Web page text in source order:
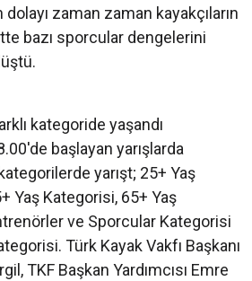
zaman zaman kayakçıların
bazı sporcular dengelerini
kategoride yaşandı
başlayan yarışlarda
yarışt; 25+ Yaş
Yaş Kategorisi, 65+ Yaş
ve Sporcular Kategorisi
Türk Kayak Vakfı Başkanı
TKF Başkan Yardımcısı Emre